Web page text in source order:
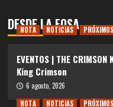
DESDE LA FOSA
NOTA NOTICIAS
EVENTOS | THE
King Crimson
6 agosto, 2026
NOTA
NOTICIAS